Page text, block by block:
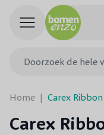
Ga naar de inhoud
Home | Carex
Carex